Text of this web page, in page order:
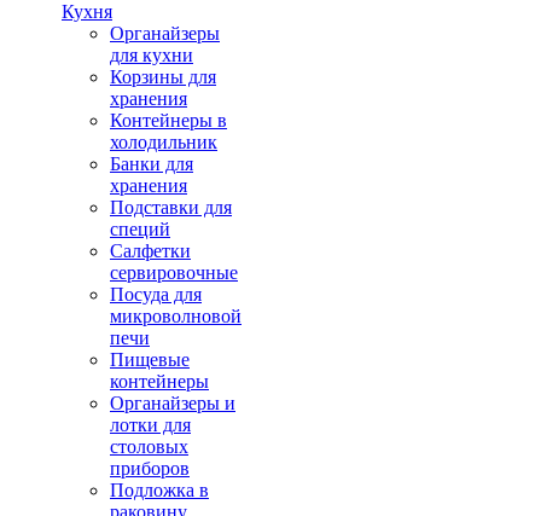
Кухня
Органайзеры
для кухни
Корзины для
хранения
Контейнеры в
холодильник
Банки для
хранения
Подставки для
специй
Салфетки
сервировочные
Посуда для
микроволновой
печи
Пищевые
контейнеры
Органайзеры и
лотки для
столовых
приборов
Подложка в
раковину